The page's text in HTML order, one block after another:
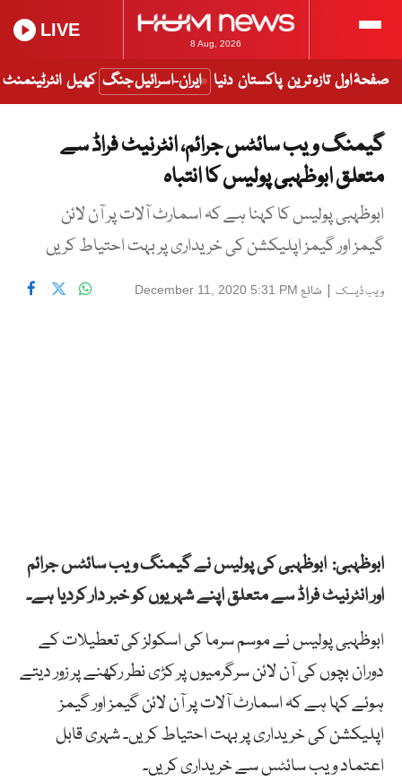
8 Aug, 2026
LIVE
صفحۂ اول تازہ ترین پاکستان دنیا ایران-اسرائیل جنگ کھیل انٹرٹینمنٹ
گیمنگ ویب سائٹس جرائم، انٹرنیٹ فراڈ سے
متعلق ابوظہبی پولیس کا انتباہ
ابوظہبی پولیس کا کہنا ہے کہ اسمارٹ آلات پر آن لائن
گیمز اور گیمز اپلیکشن کی خریداری پر بہت احتیاط کریں
ویب ڈیسک | شائع December 11, 2020 5:31 PM
ابوظہبی: ابوظہبی کی پولیس نے گیمنگ ویب سائٹس جرائم
اور انٹرنیٹ فراڈ سے متعلق اپنے شہریوں کو خبر دار کردیا ہے۔
ابوظہبی پولیس نے موسم سرما کی اسکولز کی تعطیلات کے
دوران بچوں کی آن لائن سرگرمیوں پر کڑی نطر رکھنے پر زور دیتے
ہوئے کہا ہے کہ اسمارٹ آلات پر آن لائن گیمز اور گیمز
اپلیکشن کی خریداری پر بہت احتیاط کریں۔ شہری قابل
اعتماد ویب سائٹس سے خریداری کریں۔